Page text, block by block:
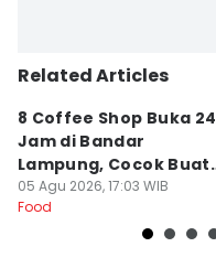
Related Articles
8 Coffee Shop Buka 24
Jam di Bandar
Lampung, Cocok Buat
Begadang
05 Agu 2026, 17:03 WIB
Food